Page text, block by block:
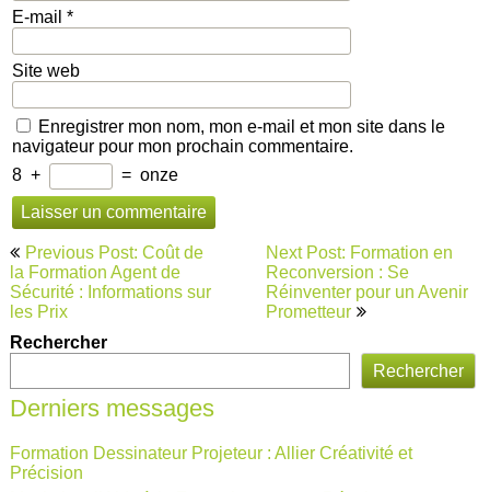
E-mail *
Site web
Enregistrer mon nom, mon e-mail et mon site dans le
navigateur pour mon prochain commentaire.
8 + = onze
Navigation
de
l’article
Previous Post: Coût de
la Formation Agent de
Sécurité : Informations sur
les Prix
Next Post: Formation en
Reconversion : Se
Réinventer pour un Avenir
Prometteur
Rechercher
Rechercher
Derniers messages
Formation Dessinateur Projeteur : Allier Créativité et
Précision